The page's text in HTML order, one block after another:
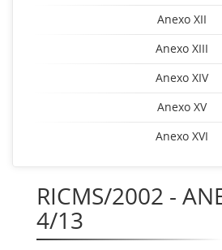
Anexo XII
Anexo XIII
Anexo XIV
Anexo XV
Anexo XVI
RICMS/2002 -
4/13